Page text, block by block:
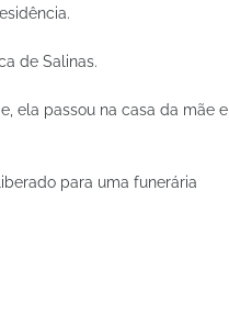
de Salinas.
ela passou na casa da mãe e
para uma funerária